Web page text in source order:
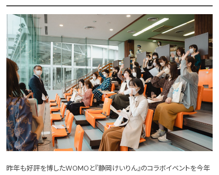
昨年も好評を博したWOMOと『静岡けいりん』のコラボイベントを今年